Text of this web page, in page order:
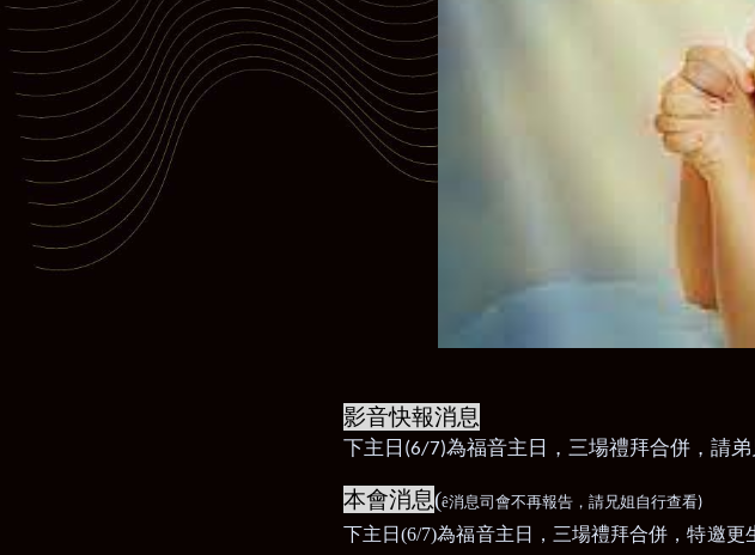
影音快報消息
下主日 (6/7)為福音主日，三場禮拜合併， 請弟
本會消息(ê消息司會不再報告，請兄姐自行查看)
下主日(6/7)為福音主日，三場禮拜合併 ，特邀更